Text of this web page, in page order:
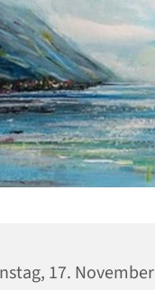
17. November